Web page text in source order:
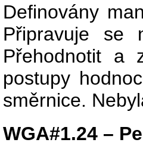
Definovány
Připravuje se
Přehodnotit a
postupy
směrnice.
WGA#1.24 –